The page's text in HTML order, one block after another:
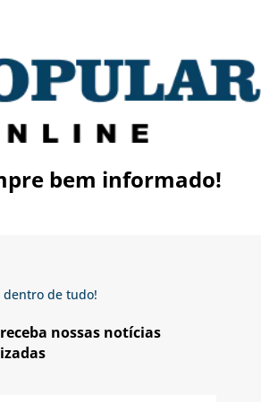
bem informado!
dentro de tudo!
nossas notícias